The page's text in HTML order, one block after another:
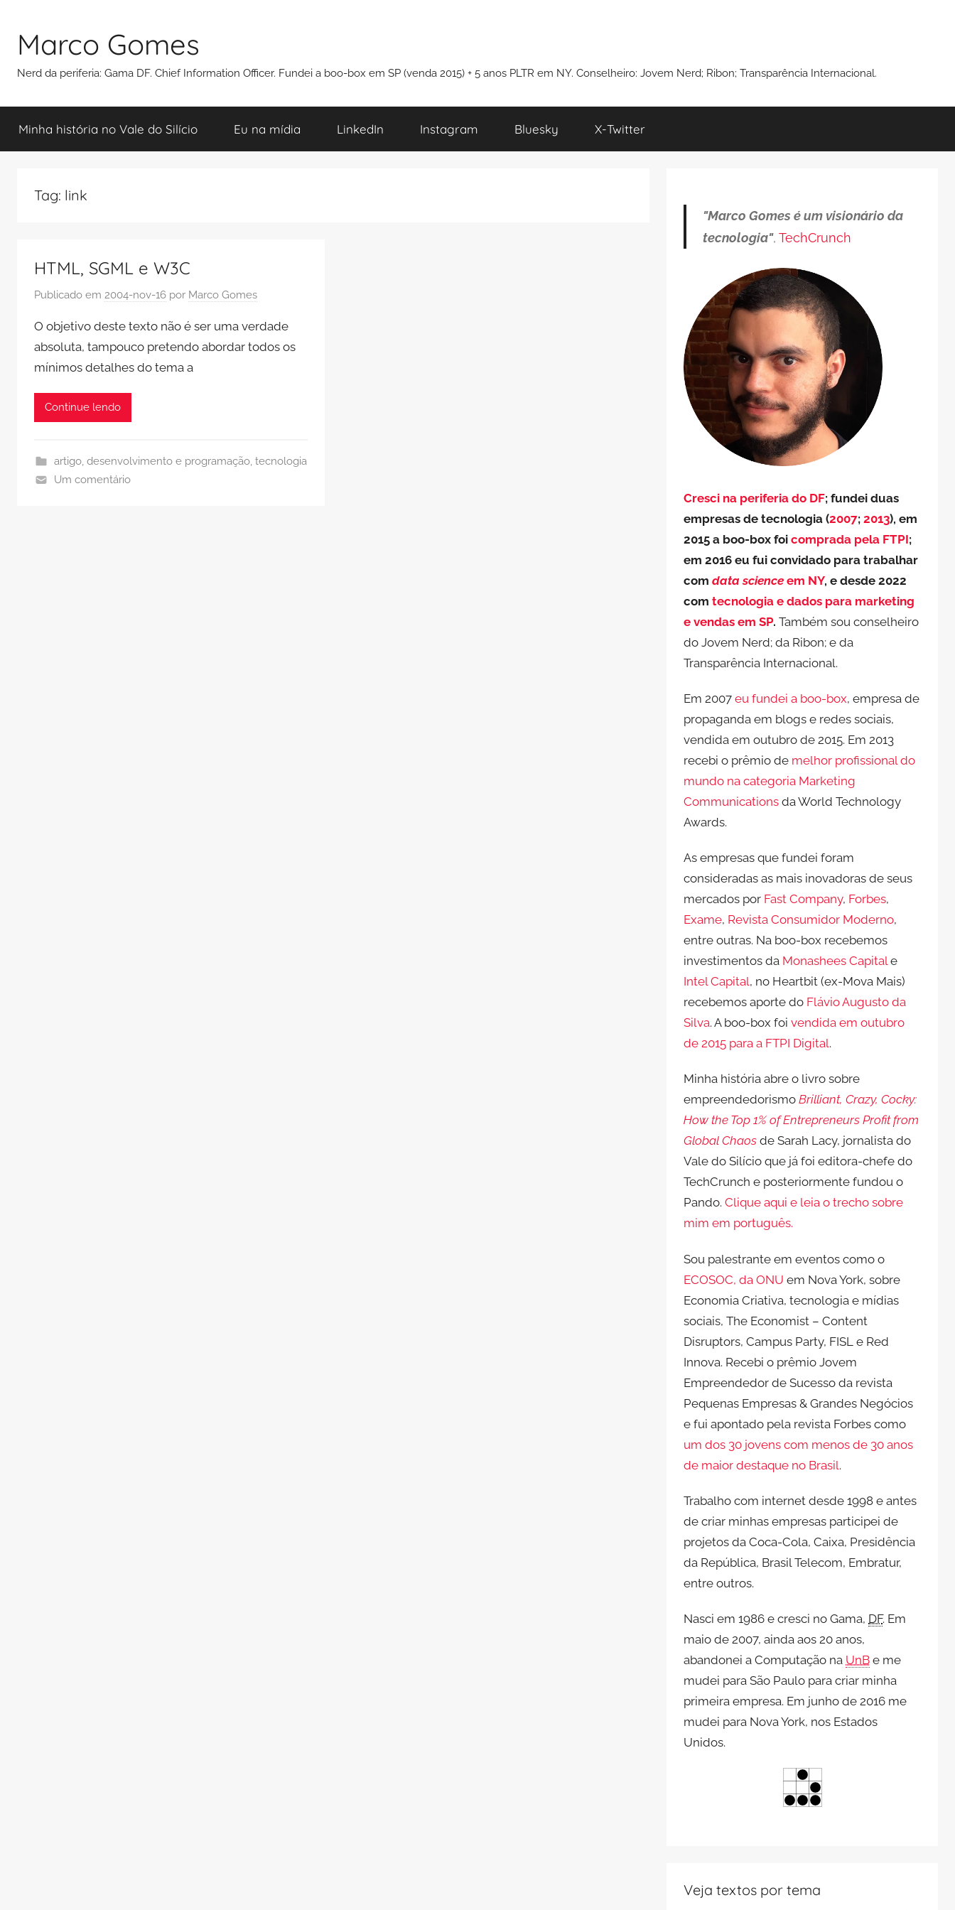
conteúdo
Marco Gomes
Nerd da periferia: Gama DF. Chief Information Officer. Fundei a boo-box em SP (venda 2015) + 5 anos PLTR em NY. Conselheiro: Jovem Nerd; Ribon; Transparência Internacional.
Minha história no Vale do Silício Eu na mídia LinkedIn Instagram Bluesky X-Twitter
Tag: link
HTML, SGML e W3C
Publicado em 2004-nov-16 por Marco Gomes
O objetivo deste texto não é ser uma verdade
absoluta, tampouco pretendo abordar todos os
mínimos detalhes do tema a
Continue lendo
artigo, desenvolvimento e programação, tecnologia
Um comentário
"Marco Gomes é um visionário da
tecnologia", TechCrunch
Cresci na periferia do DF; fundei duas
empresas de tecnologia (2007;2013), em
2015 a boo-box foicomprada pela FTPI;
em 2016 eu fui convidado para trabalhar
comdata science em NY, e desde 2022
comtecnologia e dados para marketing
e vendas em SP. Também sou conselheiro
do Jovem Nerd; da Ribon; e da
Transparência Internacional.
Em 2007eu fundei a boo-box, empresa de
propaganda em blogs e redes sociais,
vendida em outubro de 2015. Em 2013
recebi o prêmio de melhor profissional do
mundo na categoria Marketing
Communications da World Technology
Awards.
As empresas que fundei foram
consideradas as mais inovadoras de seus
mercados por Fast Company, Forbes,
Exame, Revista Consumidor Moderno,
entre outras. Na boo-box recebemos
investimentos da Monashees Capitale
Intel Capital, no Heartbit (ex-Mova Mais)
recebemos aporte do Flávio Augusto da
Silva. A boo-box foivendida em outubro
de 2015 para a FTPI Digital.
Minha história abre o livro sobre
empreendedorismoBrilliant, Crazy, Cocky:
How the Top 1% of Entrepreneurs Profit from
Global Chaos de Sarah Lacy, jornalista do
Vale do Silício que já foi editora-chefe do
TechCrunch e posteriormente fundou o
Pando.Clique aqui e leia o trecho sobre
mim em português.
Sou palestrante em eventos como o
ECOSOC, da ONU em Nova York, sobre
Economia Criativa, tecnologia e mídias
sociais, The Economist – Content
Disruptors, Campus Party, FISL e Red
Innova. Recebi o prêmio Jovem
Empreendedor de Sucesso da revista
Pequenas Empresas & Grandes Negócios
e fui apontado pela revista Forbes como
um dos 30 jovens com menos de 30 anos
de maior destaque no Brasil.
Trabalho com internet desde 1998 e antes
de criar minhas empresas participei de
projetos da Coca-Cola, Caixa, Presidência
da República, Brasil Telecom, Embratur,
entre outros.
Nasci em 1986 e cresci no Gama, DF. Em
maio de 2007, ainda aos 20 anos,
abandonei a Computação na UnB e me
mudei para São Paulo para criar minha
primeira empresa. Em junho de 2016 me
mudei para Nova York, nos Estados
Unidos.
Veja textos por tema